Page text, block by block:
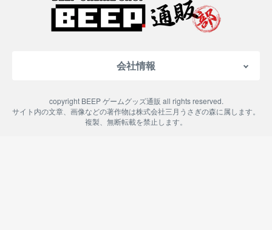
会社情報
特定商取引法に基づく表記
copyright BEEP ゲームグッズ通販 all rights reserved.
サイト内の文章、画像などの著作物は株式会社三月うさぎの森に属します。
複製、無断転載を禁止します。